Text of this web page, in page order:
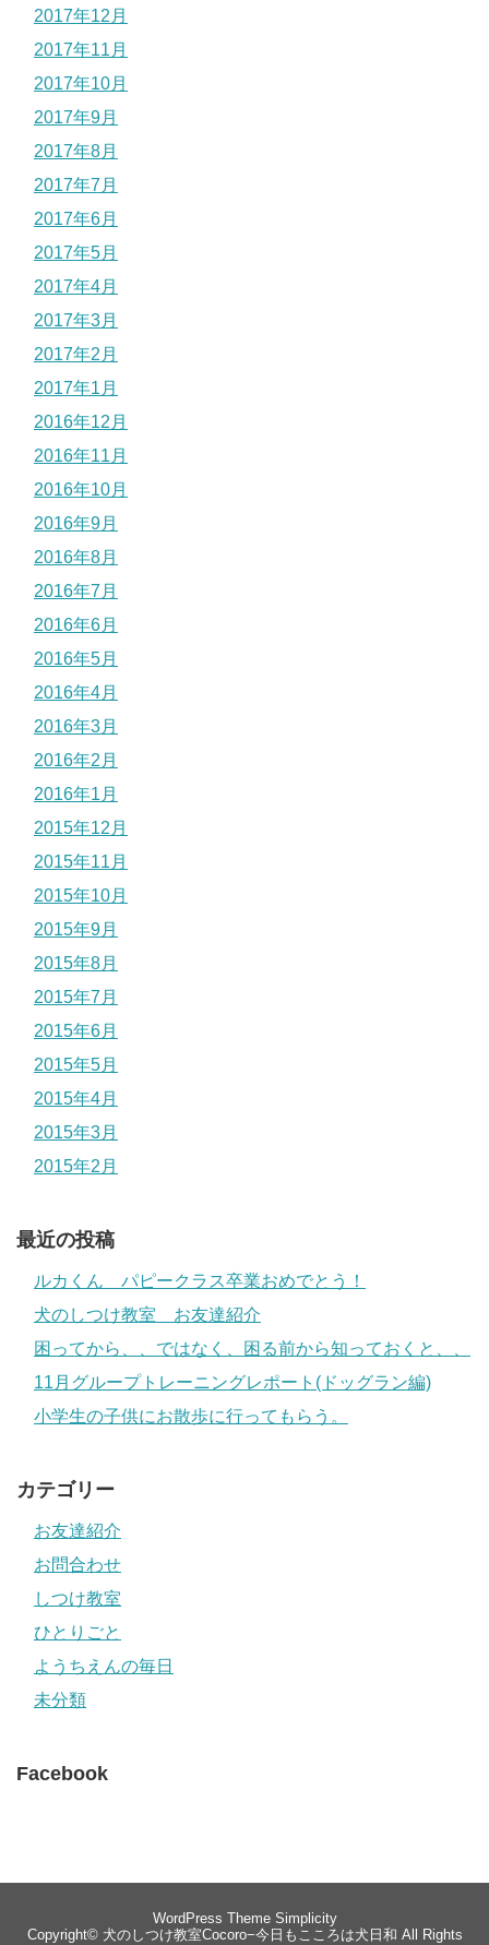
2017年12月
2017年11月
2017年10月
2017年9月
2017年8月
2017年7月
2017年6月
2017年5月
2017年4月
2017年3月
2017年2月
2017年1月
2016年12月
2016年11月
2016年10月
2016年9月
2016年8月
2016年7月
2016年6月
2016年5月
2016年4月
2016年3月
2016年2月
2016年1月
2015年12月
2015年11月
2015年10月
2015年9月
2015年8月
2015年7月
2015年6月
2015年5月
2015年4月
2015年3月
2015年2月
最近の投稿
ルカくん パピークラス卒業おめでとう！
犬のしつけ教室 お友達紹介
困ってから、、ではなく、困る前から知っておくと、、
11月グループトレーニングレポート(ドッグラン編)
小学生の子供にお散歩に行ってもらう。
カテゴリー
お友達紹介
お問合わせ
しつけ教室
ひとりごと
ようちえんの毎日
未分類
Facebook
WordPress Theme Simplicity
Copyright© 犬のしつけ教室Cocoro−今日もこころは犬日和 All Rights